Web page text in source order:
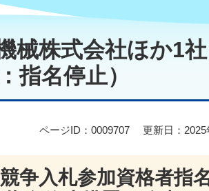
械株式会社ほか1
指名停止）
ページID：0009707 更新日：
争入札参加資格者指